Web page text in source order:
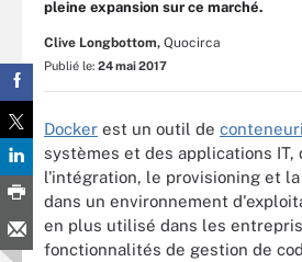
pleine expansion sur ce marché.
Clive Longbottom, Quocirca
Publié le: 24 mai 2017
Docker est un outil de
systèmes et des applications IT,
l'intégration, le provisioning et
dans un environnement
en plus utilisé dans les
fonctionnalités de gestion de